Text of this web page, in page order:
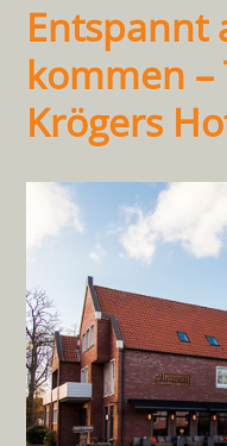
Entspannt
kommen –
Krögers